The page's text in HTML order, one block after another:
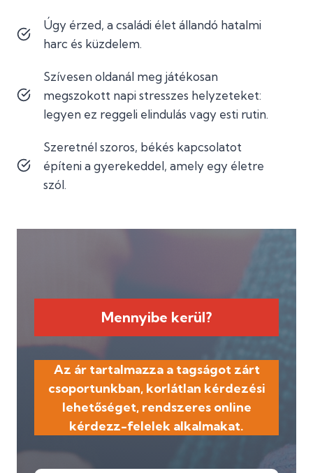
Úgy érzed, a családi élet állandó hatalmi
harc és küzdelem.
Szívesen oldanál meg játékosan
megszokott napi stresszes helyzeteket:
legyen ez reggeli elindulás vagy esti rutin.
Szeretnél szoros, békés kapcsolatot
építeni a gyerekeddel, amely egy életre
szól.
Mennyibe kerül?
Az ár tartalmazza a tagságot zárt
csoportunkban, korlátlan kérdezési
lehetőséget, rendszeres online
kérdezz-felelek alkalmakat.